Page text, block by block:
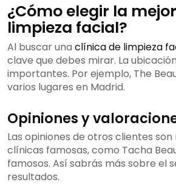
¿Cómo elegir la
limpieza facial?
Al buscar una clínica de limpieza
clave que debes mirar. La
importantes. Por ejemplo, The
varios lugares en Madrid.
Opiniones y
Las opiniones de otros clientes son
clínicas famosas, como Tacha
famosos. Así sabrás más sobre el
resultados.